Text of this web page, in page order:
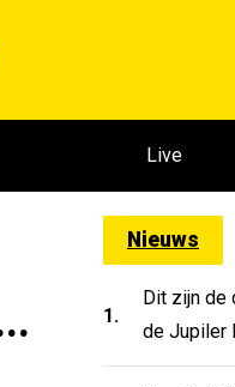
Live
Nieuws
1.
Dit zijn de
de Jupiler